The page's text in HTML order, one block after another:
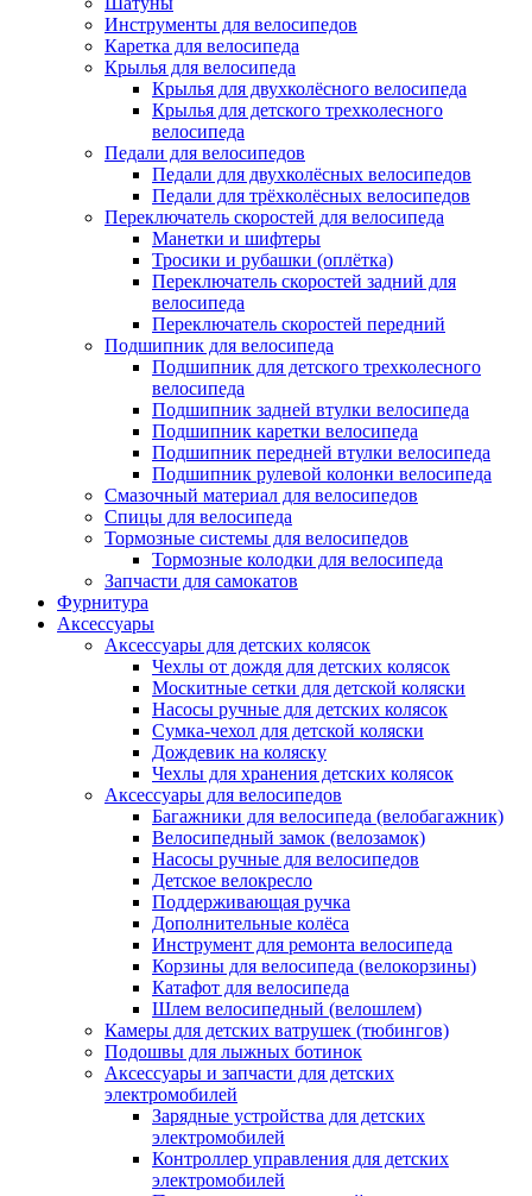
Инструменты для велосипедов
Каретка для велосипеда
Крылья для велосипеда
Крылья для двухколёсного велосипеда
Крылья для детского трехколесного
велосипеда
Педали для велосипедов
Педали для двухколёсных велосипедов
Педали для трёхколёсных велосипедов
Переключатель скоростей для велосипеда
Манетки и шифтеры
Тросики и рубашки (оплётка)
Переключатель скоростей задний для
велосипеда
Переключатель скоростей передний
Подшипник для велосипеда
Подшипник для детского трехколесного
велосипеда
Подшипник задней втулки велосипеда
Подшипник каретки велосипеда
Подшипник передней втулки велосипеда
Подшипник рулевой колонки велосипеда
Смазочный материал для велосипедов
Спицы для велосипеда
Тормозные системы для велосипедов
Тормозные колодки для велосипеда
Запчасти для самокатов
Фурнитура
Аксессуары
Аксессуары для детских колясок
Чехлы от дождя для детских колясок
Москитные сетки для детской коляски
Насосы ручные для детских колясок
Сумка-чехол для детской коляски
Дождевик на коляску
Чехлы для хранения детских колясок
Аксессуары для велосипедов
Багажники для велосипеда (велобагажник)
Велосипедный замок (велозамок)
Насосы ручные для велосипедов
Детское велокресло
Поддерживающая ручка
Дополнительные колёса
Инструмент для ремонта велосипеда
Корзины для велосипеда (велокорзины)
Катафот для велосипеда
Шлем велосипедный (велошлем)
Камеры для детских ватрушек (тюбингов)
Подошвы для лыжных ботинок
Аксессуары и запчасти для детских
электромобилей
Зарядные устройства для детских
электромобилей
Контроллер управления для детских
электромобилей